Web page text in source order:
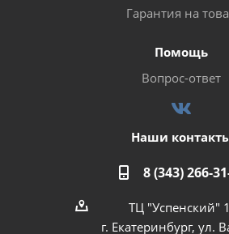
Гарантия на
Помощь
Вопрос-ответ
Наши
8 (343) 266-
ТЦ "Успенский"
г. Екатеринбург, ул.